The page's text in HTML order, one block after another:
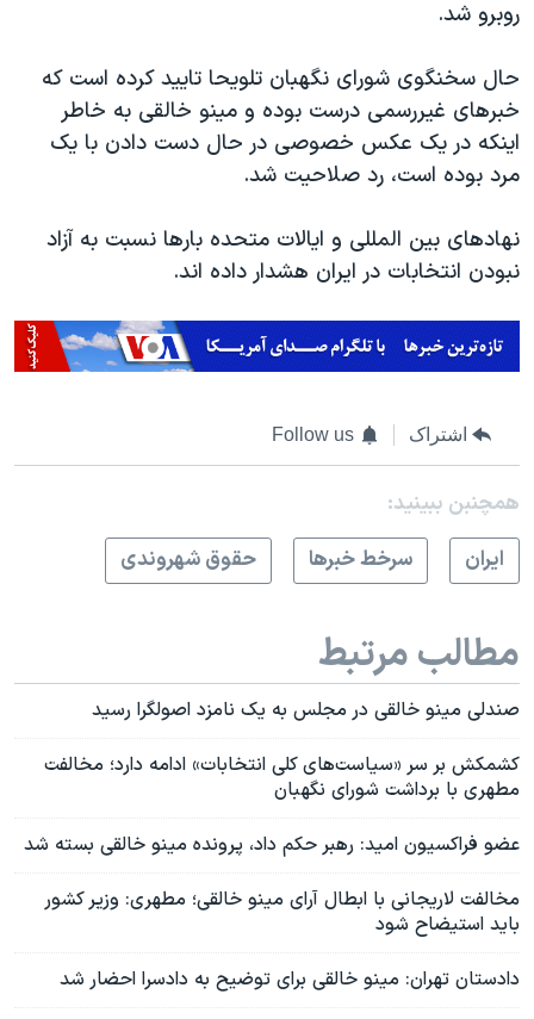
روبرو شد.
حال سخنگوی شورای نگهبان تلویحا تایید کرده است که
خبرهای غیررسمی درست بوده و مینو خالقی به خاطر
اینکه در یک عکس خصوصی در حال دست دادن با یک
مرد بوده است، رد صلاحیت شد.
نهادهای بین المللی و ایالات متحده بارها نسبت به آزاد
نبودن انتخابات در ایران هشدار داده اند.
اشتراک Follow us
همچنبن ببینید:
ايران
سرخط خبرها حقوق شهروندی
مطالب مرتبط
صندلی مینو خالقی در مجلس به یک نامزد اصولگرا رسید
کشمکش بر سر «سیاست‌های کلی انتخابات» ادامه دارد؛ مخالفت
مطهری با برداشت شورای نگهبان
عضو فراکسیون امید: رهبر حکم داد، پرونده مینو خالقی بسته شد
مخالفت لاریجانی با ابطال آرای مینو خالقی؛ مطهری: وزیر کشور
باید استیضاح شود
دادستان تهران: مینو خالقی برای توضیح به دادسرا احضار شد